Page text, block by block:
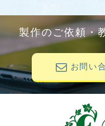
製作のご依頼・
お問い